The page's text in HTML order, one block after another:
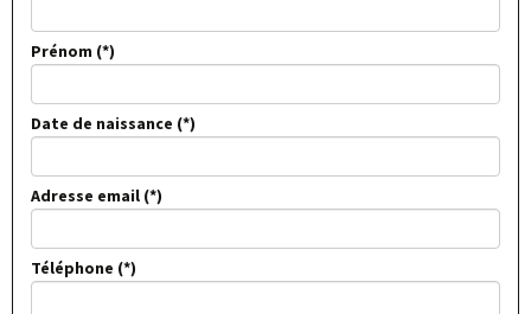
Prénom
Date de naissance
Adresse email
Téléphone